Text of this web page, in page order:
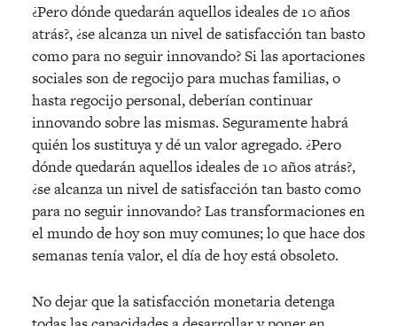
¿Pero dónde quedarán aquellos ideales de 10 años
atrás?, ¿se alcanza un nivel de satisfacción tan basto
como para no seguir innovando? Si las aportaciones
sociales son de regocijo para muchas familias, o
hasta regocijo personal, deberían continuar
innovando sobre las mismas. Seguramente habrá
quién los sustituya y dé un valor agregado. ¿Pero
dónde quedarán aquellos ideales de 10 años atrás?,
¿se alcanza un nivel de satisfacción tan basto como
para no seguir innovando? Las transformaciones en
el mundo de hoy son muy comunes; lo que hace dos
semanas tenía valor, el día de hoy está obsoleto.
No dejar que la satisfacción monetaria detenga